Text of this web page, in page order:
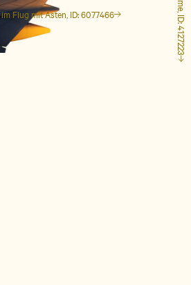
Flug mit Ästen, ID: 6077466